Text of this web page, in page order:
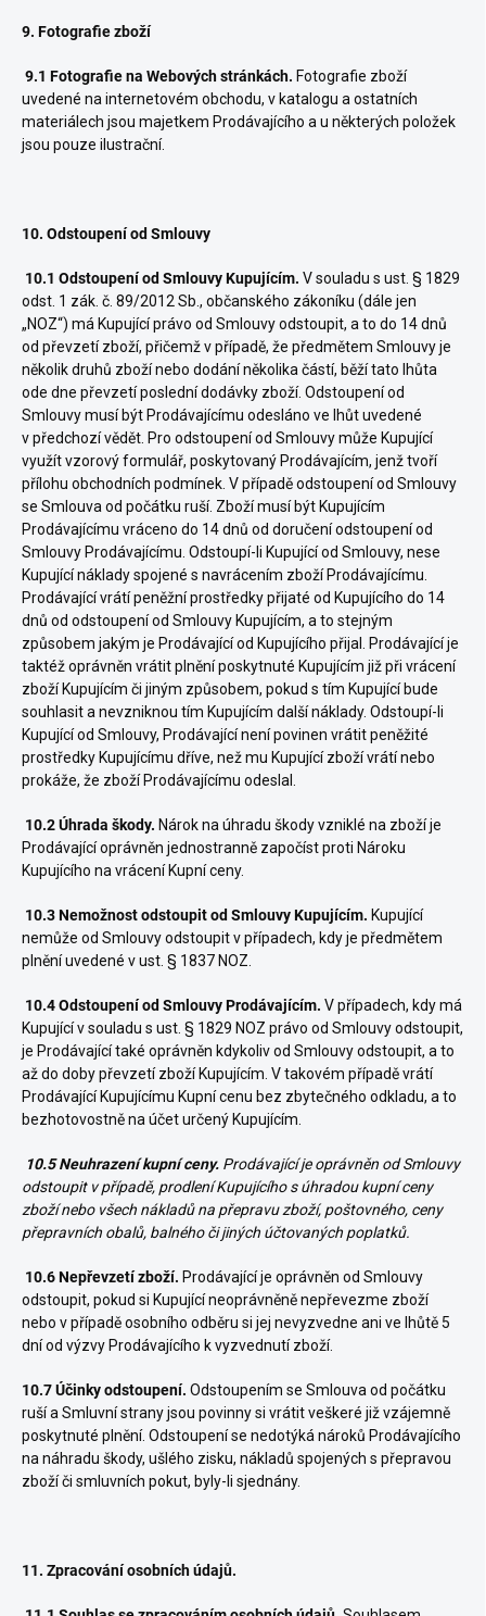
9. Fotografie zboží
9.1 Fotografie na Webových stránkách. Fotografie zboží
uvedené na internetovém obchodu, v katalogu a ostatních
materiálech jsou majetkem Prodávajícího a u některých položek
jsou pouze ilustrační.
10. Odstoupení od Smlouvy
10.1 Odstoupení od Smlouvy Kupujícím. V souladu s ust. § 1829
odst. 1 zák. č. 89/2012 Sb., občanského zákoníku (dále jen
„NOZ“) má Kupující právo od Smlouvy odstoupit, a to do 14 dnů
od převzetí zboží, přičemž v případě, že předmětem Smlouvy je
několik druhů zboží nebo dodání několika částí, běží tato lhůta
ode dne převzetí poslední dodávky zboží. Odstoupení od
Smlouvy musí být Prodávajícímu odesláno ve lhůt uvedené
v předchozí vědět. Pro odstoupení od Smlouvy může Kupující
využít vzorový formulář, poskytovaný Prodávajícím, jenž tvoří
přílohu obchodních podmínek. V případě odstoupení od Smlouvy
se Smlouva od počátku ruší. Zboží musí být Kupujícím
Prodávajícímu vráceno do 14 dnů od doručení odstoupení od
Smlouvy Prodávajícímu. Odstoupí-li Kupující od Smlouvy, nese
Kupující náklady spojené s navrácením zboží Prodávajícímu.
Prodávající vrátí peněžní prostředky přijaté od Kupujícího do 14
dnů od odstoupení od Smlouvy Kupujícím, a to stejným
způsobem jakým je Prodávající od Kupujícího přijal. Prodávající je
taktéž oprávněn vrátit plnění poskytnuté Kupujícím již při vrácení
zboží Kupujícím či jiným způsobem, pokud s tím Kupující bude
souhlasit a nevzniknou tím Kupujícím další náklady. Odstoupí-li
Kupující od Smlouvy, Prodávající není povinen vrátit peněžité
prostředky Kupujícímu dříve, než mu Kupující zboží vrátí nebo
prokáže, že zboží Prodávajícímu odeslal.
10.2 Úhrada škody. Nárok na úhradu škody vzniklé na zboží je
Prodávající oprávněn jednostranně započíst proti Nároku
Kupujícího na vrácení Kupní ceny.
10.3 Nemožnost odstoupit od Smlouvy Kupujícím. Kupující
nemůže od Smlouvy odstoupit v případech, kdy je předmětem
plnění uvedené v ust. § 1837 NOZ.
10.4 Odstoupení od Smlouvy Prodávajícím. V případech, kdy má
Kupující v souladu s ust. § 1829 NOZ právo od Smlouvy odstoupit,
je Prodávající také oprávněn kdykoliv od Smlouvy odstoupit, a to
až do doby převzetí zboží Kupujícím. V takovém případě vrátí
Prodávající Kupujícímu Kupní cenu bez zbytečného odkladu, a to
bezhotovostně na účet určený Kupujícím.
10.5 Neuhrazení kupní ceny. Prodávající je oprávněn od Smlouvy
odstoupit v případě, prodlení Kupujícího s úhradou kupní ceny
zboží nebo všech nákladů na přepravu zboží, poštovného, ceny
přepravních obalů, balného či jiných účtovaných poplatků.
10.6 Nepřevzetí zboží. Prodávající je oprávněn od Smlouvy
odstoupit, pokud si Kupující neoprávněně nepřevezme zboží
nebo v případě osobního odběru si jej nevyzvedne ani ve lhůtě 5
dní od výzvy Prodávajícího k vyzvednutí zboží.
10.7 Účinky odstoupení. Odstoupením se Smlouva od počátku
ruší a Smluvní strany jsou povinny si vrátit veškeré již vzájemně
poskytnuté plnění. Odstoupení se nedotýká nároků Prodávajícího
na náhradu škody, ušlého zisku, nákladů spojených s přepravou
zboží či smluvních pokut, byly-li sjednány.
11. Zpracování osobních údajů.